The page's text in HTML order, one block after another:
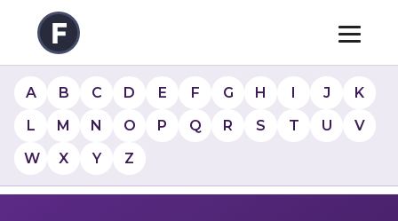
A B C D E F G H I J
K
L
M N O P Q R S T U
V
W
X Y Z